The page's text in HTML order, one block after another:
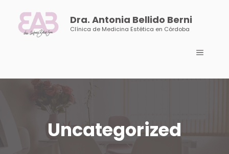
contenido
Dra. Antonia Bellido Berni
Clínica de Medicina Estética en Córdoba
Menú
Uncategorized